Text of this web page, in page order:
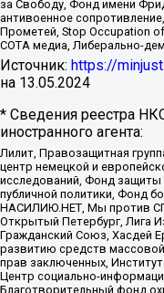
за Свободу, Фонд имени
антивоенное
Прометей, Stop Occupation
СОТА медиа, Либерально-
Источник: https://
на 13.05.2024
* Сведения реестра
иностранного агента:
Лилит, Правозащитная
центр немецкой и
исследований, Фонд защиты
публичной политики, Фонд
НАСИЛИЮ.НЕТ, Мы против
Открытый Петербург, Лига
Гражданский Союз, Хасдей
развитию средств
прав заключенных,
Центр социально-
Благотворительный фонд